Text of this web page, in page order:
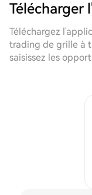
Télécharger
Téléchargez
trading de grille à
saisissez les